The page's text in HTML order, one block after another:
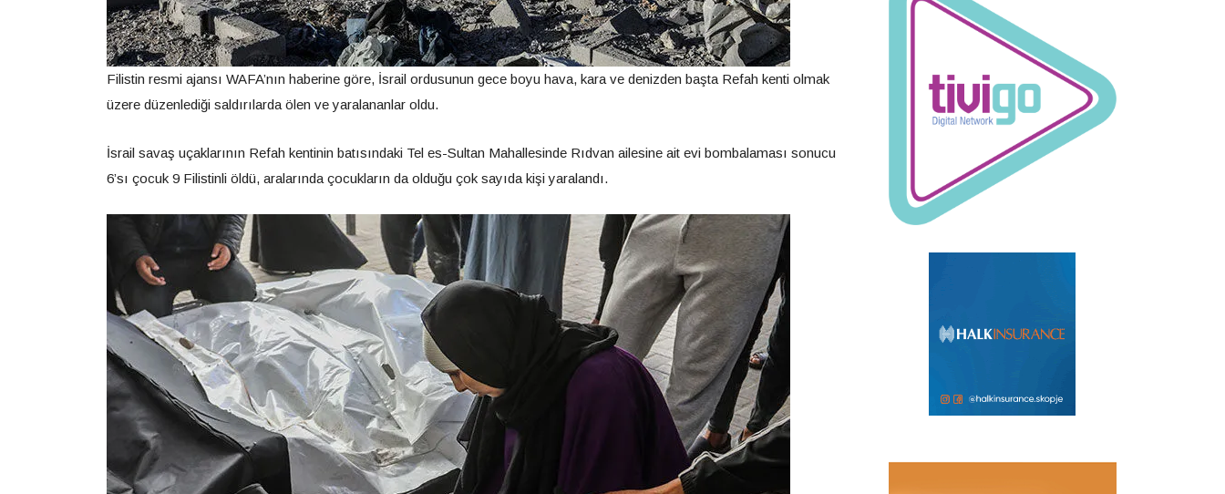
Filistin resmi ajansı WAFA’nın haberine göre, İsrail ordusunun gece boyu hava, kara ve denizden başta Refah kenti olmak
üzere düzenlediği saldırılarda ölen ve yaralananlar oldu.
İsrail savaş uçaklarının Refah kentinin batısındaki Tel es-Sultan Mahallesinde Rıdvan ailesine ait evi bombalaması sonucu
6’sı çocuk 9 Filistinli öldü, aralarında çocukların da olduğu çok sayıda kişi yaralandı.